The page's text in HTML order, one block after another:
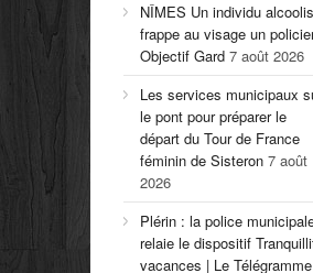
NÎMES Un individu
frappe au visage un
Objectif Gard 7 août 2026
Les services municipaux
le pont pour préparer le
départ du Tour de France
féminin de Sisteron 7 août
2026
Plérin : la police
relaie le dispositif
vacances | Le Télégramme